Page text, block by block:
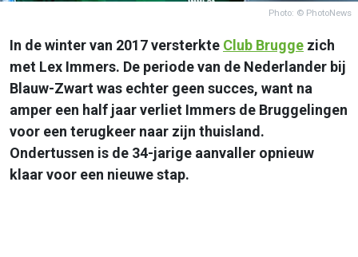
Photo: © PhotoNews
In de winter van 2017 versterkte Club Brugge zich
met Lex Immers. De periode van de Nederlander bij
Blauw-Zwart was echter geen succes, want na
amper een half jaar verliet Immers de Bruggelingen
voor een terugkeer naar zijn thuisland.
Ondertussen is de 34-jarige aanvaller opnieuw
klaar voor een nieuwe stap.